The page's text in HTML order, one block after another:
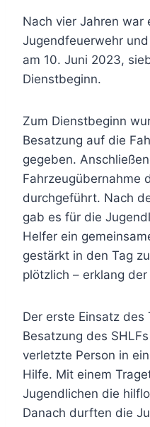
Nach vier Jahren war
Jugendfeuerwehr
am 10. Juni 2023,
Dienstbeginn.
Zum Dienstbeginn
Besatzung auf die
gegeben.
Fahrzeugübernahme
durchgeführt. Nach
gab es für die
Helfer ein
gestärkt in den Tag
plötzlich – erklang
Der erste Einsatz des
Besatzung des
verletzte Person in
Hilfe. Mit einem
Jugendlichen die
Danach durften die